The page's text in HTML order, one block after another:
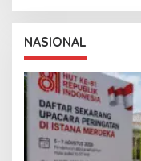
NASIONAL